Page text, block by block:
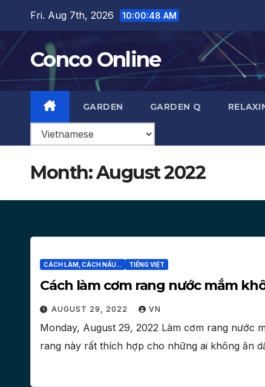
content
Fri. Aug 7th, 2026 10:00:49 AM
Conco Online
GARDEN GARDEN Q
Month:August 2022
CÁCH LÀM, CÁCH NẤU... TIẾNG VIỆT
Cách làm cơm rang nước mắm
AUGUST 29, 2022 VN
Monday, August 29, 2022 Làm cơm rang nước
rang này rất thích hợp cho những ai không ăn